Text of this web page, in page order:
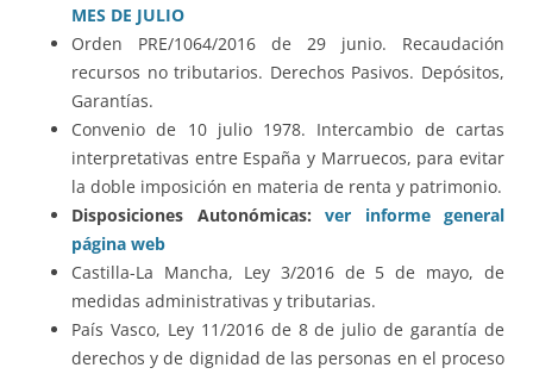
MES DE JULIO
Orden PRE/1064/2016 de 29 junio. Recaudación
recursos no tributarios. Derechos Pasivos. Depósitos,
Garantías.
Convenio de 10 julio 1978. Intercambio de cartas
interpretativas entre España y Marruecos, para evitar
la doble imposición en materia de renta y patrimonio.
Disposiciones Autonómicas: ver informe general
página web
Castilla-La Mancha, Ley 3/2016 de 5 de mayo, de
medidas administrativas y tributarias.
País Vasco, Ley 11/2016 de 8 de julio de garantía de
derechos y de dignidad de las personas en el proceso